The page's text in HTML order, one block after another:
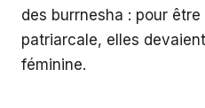
des burrnesha : pour
patriarcale, elles
féminine.